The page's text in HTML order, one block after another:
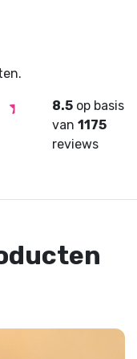
8.5 op basis
van1175
reviews